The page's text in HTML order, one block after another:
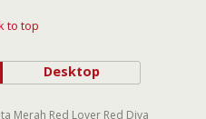
to top
Desktop
Merah Red Lover Red Diva